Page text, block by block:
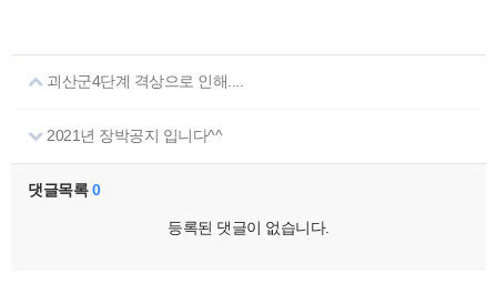
괴산군4단계 격상으로 인해....
2021년 장박공지 입니다^^
댓글목록0
등록된 댓글이 없습니다.